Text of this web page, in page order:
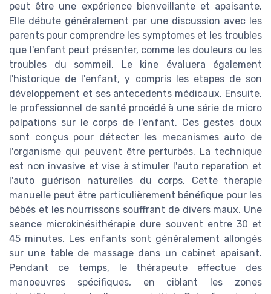
peut être une expérience bienveillante et apaisante.
Elle débute généralement par une discussion avec les
parents pour comprendre les symptomes et les troubles
que l'enfant peut présenter, comme les douleurs ou les
troubles du sommeil. Le kine évaluera également
l'historique de l'enfant, y compris les etapes de son
développement et ses antecedents médicaux. Ensuite,
le professionnel de santé procédé à une série de micro
palpations sur le corps de l'enfant. Ces gestes doux
sont conçus pour détecter les mecanismes auto de
l'organisme qui peuvent être perturbés. La technique
est non invasive et vise à stimuler l'auto reparation et
l'auto guérison naturelles du corps. Cette therapie
manuelle peut être particulièrement bénéfique pour les
bébés et les nourrissons souffrant de divers maux. Une
seance microkinésithérapie dure souvent entre 30 et
45 minutes. Les enfants sont généralement allongés
sur une table de massage dans un cabinet apaisant.
Pendant ce temps, le thérapeute effectue des
manoeuvres spécifiques, en ciblant les zones